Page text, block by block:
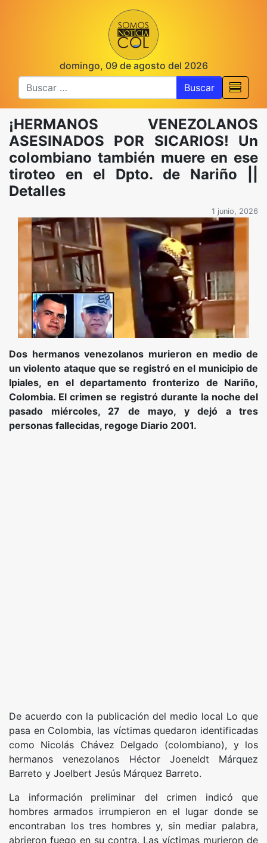
domingo, 09 de agosto del 2026
Buscar
¡HERMANOS VENEZOLANOS
ASESINADOS POR SICARIOS! Un
colombiano también muere en ese
tiroteo en el Dpto. de Nariño ||
Detalles
1 junio, 2026
Dos hermanos venezolanos murieron en medio de
un violento ataque que se registró en el municipio de
Ipiales, en el departamento fronterizo de Nariño,
Colombia. El crimen se registró durante la noche del
pasado miércoles, 27 de mayo, y dejó a tres
personas fallecidas, regoge Diario 2001.
De acuerdo con la publicación del medio local Lo que
pasa en Colombia, las víctimas quedaron identificadas
como Nicolás Chávez Delgado (colombiano), y los
hermanos venezolanos Héctor Joeneldt Márquez
Barreto y Joelbert Jesús Márquez Barreto.
La información preliminar del crimen indicó que
hombres armados irrumpieron en el lugar donde se
encontraban los tres hombres y, sin mediar palabra,
abrieron fuego en su contra. Las víctimas murieron de